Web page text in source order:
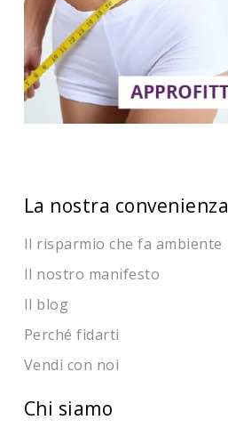
La nostra convenienza
Il risparmio che fa ambiente
Il nostro manifesto
Il blog
Perché fidarti
Vendi con noi
Chi siamo